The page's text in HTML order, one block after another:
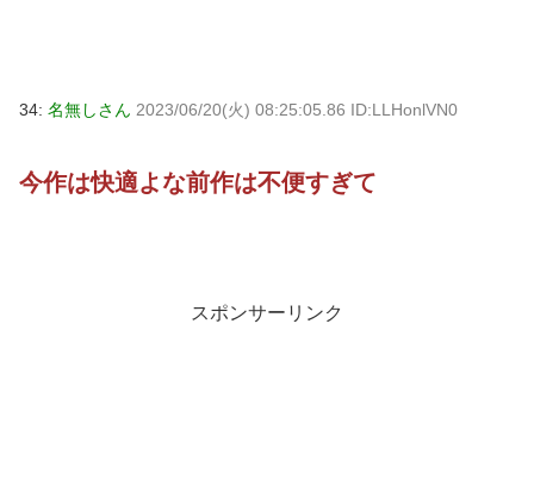
34: 名無しさん 2023/06/20(火) 08:25:05.86 ID:LLHonlVN0
今作は快適よな前作は不便すぎて
スポンサーリンク